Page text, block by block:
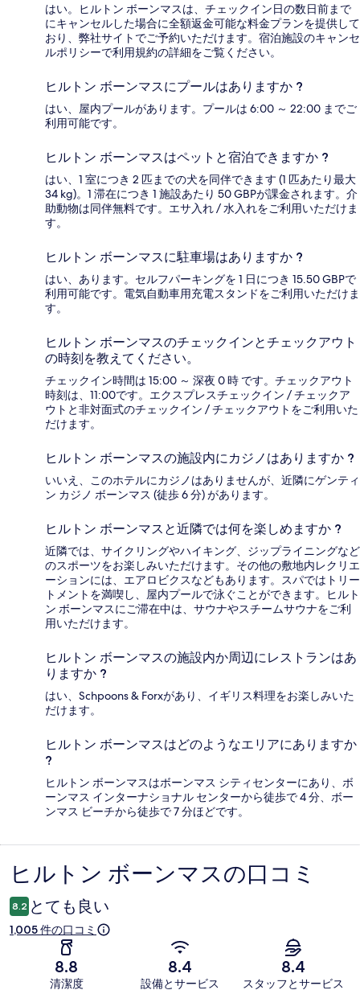
はい。ヒルトン ボーンマスは、チェックイン日の数日前まで
にキャンセルした場合に全額返金可能な料金プランを提供して
おり、弊社サイトでご予約いただけます。宿泊施設のキャンセ
ルポリシーで利用規約の詳細をご覧ください。
ヒルトン ボーンマスにプールはありますか ?
はい、屋内プールがあります。プールは 6:00 ～ 22:00 までご
利用可能です。
ヒルトン ボーンマスはペットと宿泊できますか ?
はい、1 室につき 2 匹までの犬を同伴できます (1 匹あたり最大
34 kg)。1 滞在につき 1 施設あたり 50 GBPが課金されます。介
助動物は同伴無料です。エサ入れ / 水入れをご利用いただけま
す。
ヒルトン ボーンマスに駐車場はありますか ?
はい、あります。セルフパーキングを 1 日につき 15.50 GBPで
利用可能です。電気自動車用充電スタンドをご利用いただけま
す。
ヒルトン ボーンマスのチェックインとチェックアウト
の時刻を教えてください。
チェックイン時間は 15:00 ～ 深夜 0 時 です。チェックアウト
時刻は、11:00です。エクスプレスチェックイン / チェックア
ウトと非対面式のチェックイン / チェックアウトをご利用いた
だけます。
ヒルトン ボーンマスの施設内にカジノはありますか ?
いいえ、このホテルにカジノはありませんが、近隣にゲンティ
ン カジノ ボーンマス (徒歩 6 分) があります。
ヒルトン ボーンマスと近隣では何を楽しめますか ?
近隣では、サイクリングやハイキング、ジップライニングなど
のスポーツをお楽しみいただけます。その他の敷地内レクリエ
ーションには、エアロビクスなどもあります。スパではトリー
トメントを満喫し、屋内プールで泳ぐことができます。ヒルト
ン ボーンマスにご滞在中は、サウナやスチームサウナをご利
用いただけます。
ヒルトン ボーンマスの施設内か周辺にレストランはあ
りますか ?
はい、Schpoons & Forxがあり、イギリス料理をお楽しみいた
だけます。
ヒルトン ボーンマスはどのようなエリアにありますか
?
ヒルトン ボーンマスはボーンマス シティセンターにあり、ボ
ーンマス インターナショナル センターから徒歩で 4 分、ボー
ンマス ビーチから徒歩で 7 分ほどです。
口
コ
ミ
ヒルトン ボーンマスの口コミ
8.2 とても良い
1,005 件の口コミ
8.8
清潔度
8.4
設備とサービス
8.4
スタッフとサービス